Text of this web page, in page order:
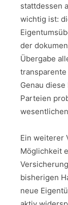
stattdessen
wichtig ist:
der
Übergabe
Genau
Parteien
Ein weiterer
Möglichkeit
bisherigen
neue